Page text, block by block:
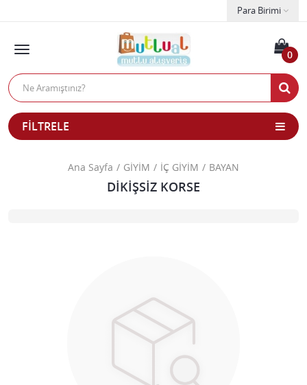
Para Birimi
0
FILTRELE
Ana Sayfa GİYİM İÇ GİYİM BAYAN
DİKİŞSİZ KORSE